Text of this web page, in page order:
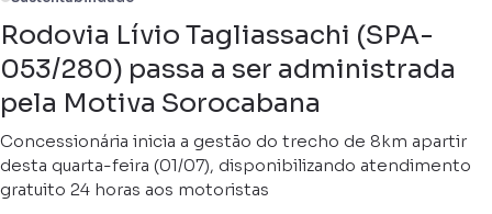
Rodovia Lívio Tagliassachi (SPA-
053/280) passa a ser administrada
pela Motiva Sorocabana
Concessionária inicia a gestão do trecho de 8km apartir
desta quarta-feira (01/07), disponibilizando atendimento
gratuito 24 horas aos motoristas